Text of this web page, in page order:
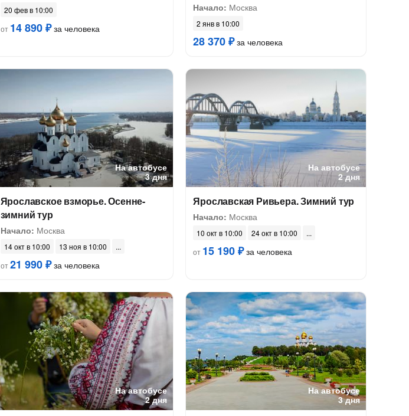
20 фев в 10:00
от 14 890 ₽за человека
Начало: Москва
2 янв в 10:00
28 370 ₽за человека
На автобусе
3 дня
Ярославское взморье. Осенне-
зимний тур
Начало: Москва
14 окт в 10:00
13 ноя в 10:00
от21 990 ₽за человека
На автобусе
2 дня
Ярославская Ривьера. Зимний тур
Начало: Москва
10 окт в 10:00
24 окт в 10:00
от 15 190 ₽за человека
На автобусе
2 дня
На автобусе
3 дня